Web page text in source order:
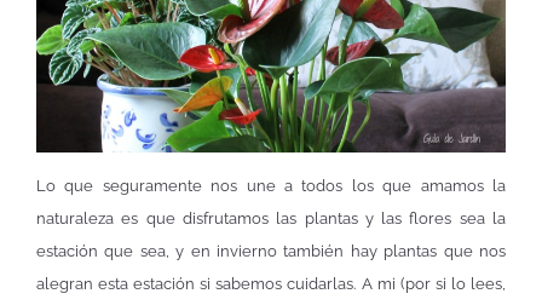
Lo que seguramente nos une a todos los que amamos la
naturaleza es que disfrutamos las plantas y las flores sea la
estación que sea, y en invierno también hay plantas que nos
alegran esta estación si sabemos cuidarlas. A mi (por si lo lees,